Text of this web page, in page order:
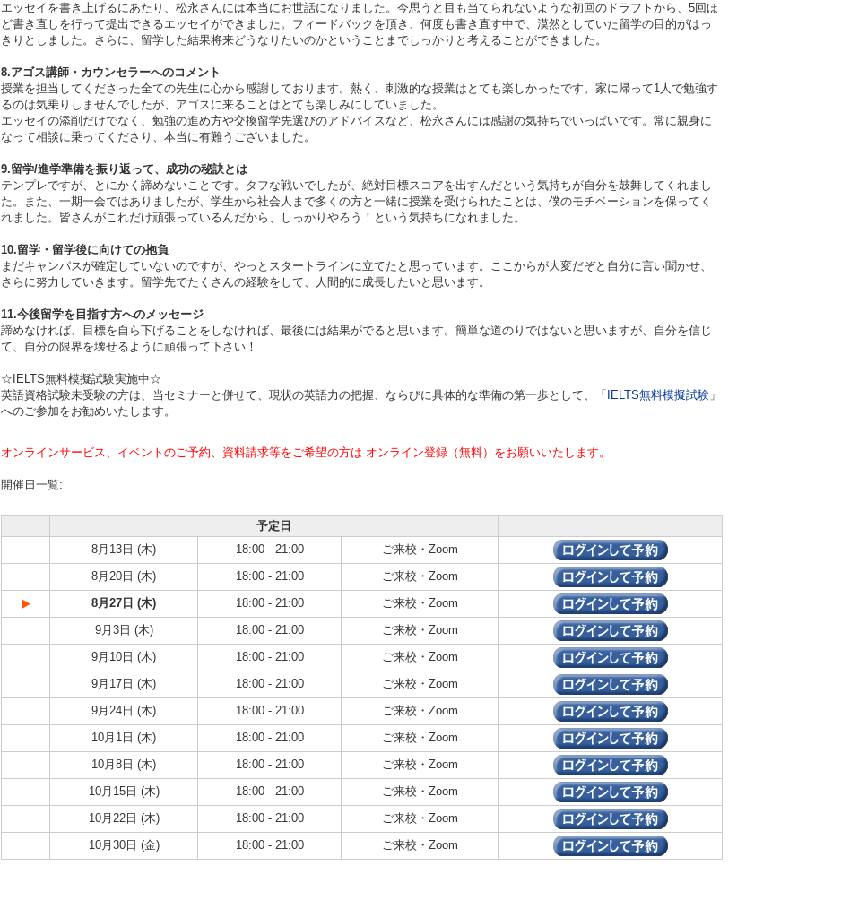
エッセイを書き上げるにあたり、松永さんには本当にお世話になりました。今思うと目も当てられないような初回のドラフトから、5回ほ
ど書き直しを行って提出できるエッセイができました。フィードバックを頂き、何度も書き直す中で、漠然としていた留学の目的がはっ
きりとしました。さらに、留学した結果将来どうなりたいのかということまでしっかりと考えることができました。
8.アゴス講師・カウンセラーへのコメント
授業を担当してくださった全ての先生に心から感謝しております。熱く、刺激的な授業はとても楽しかったです。家に帰って1人で勉強す
るのは気乗りしませんでしたが、アゴスに来ることはとても楽しみにしていました。
エッセイの添削だけでなく、勉強の進め方や交換留学先選びのアドバイスなど、松永さんには感謝の気持ちでいっぱいです。常に親身に
なって相談に乗ってくださり、本当に有難うございました。
9.留学/進学準備を振り返って、成功の秘訣とは
テンプレですが、とにかく諦めないことです。タフな戦いでしたが、絶対目標スコアを出すんだという気持ちが自分を鼓舞してくれまし
た。また、一期一会ではありましたが、学生から社会人まで多くの方と一緒に授業を受けられたことは、僕のモチベーションを保ってく
れました。皆さんがこれだけ頑張っているんだから、しっかりやろう！という気持ちになれました。
10.留学・留学後に向けての抱負
まだキャンパスが確定していないのですが、やっとスタートラインに立てたと思っています。ここからが大変だぞと自分に言い聞かせ、
さらに努力していきます。留学先でたくさんの経験をして、人間的に成長したいと思います。
11.今後留学を目指す方へのメッセージ
諦めなければ、目標を自ら下げることをしなければ、最後には結果がでると思います。簡単な道のりではないと思いますが、自分を信じ
て、自分の限界を壊せるように頑張って下さい！
☆IELTS無料模擬試験実施中☆
英語資格試験未受験の方は、当セミナーと併せて、現状の英語力の把握、ならびに具体的な準備の第一歩として、「
IELTS無料模擬試験 」
へのご参加をお勧めいたします。
オンラインサービス、イベントのご予約、資料請求等をご希望の方は オンライン登録（無料）をお願いいたします。
開催日一覧:
予定日
8月13日 (木)
18:00 - 21:00
ご来校・Zoom
8月20日 (木)
18:00 - 21:00
ご来校・Zoom
8月27日 (木)
18:00 - 21:00
ご来校・Zoom
9月3日 (木)
18:00 - 21:00
ご来校・Zoom
9月10日 (木)
18:00 - 21:00
ご来校・Zoom
9月17日 (木)
18:00 - 21:00
ご来校・Zoom
9月24日 (木)
18:00 - 21:00
ご来校・Zoom
10月1日 (木)
18:00 - 21:00
ご来校・Zoom
10月8日 (木)
18:00 - 21:00
ご来校・Zoom
10月15日 (木)
18:00 - 21:00
ご来校・Zoom
10月22日 (木)
18:00 - 21:00
ご来校・Zoom
10月30日 (金)
18:00 - 21:00 ご来校・Zoom